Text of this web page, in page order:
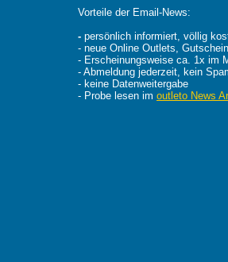
Vorteile der Email-News:
- persönlich informiert, völlig
- neue Online Outlets,
- Erscheinungsweise ca. 1x im
- Abmeldung jederzeit, kein
- keine Datenweitergabe
- Probe lesen im outleto News